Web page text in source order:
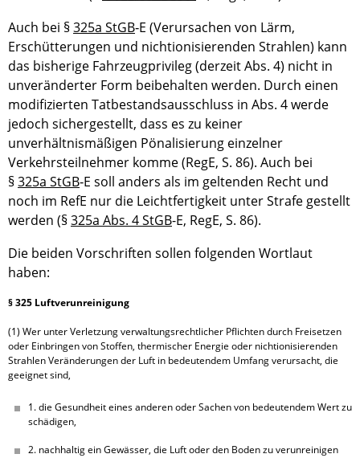
Auch bei §325a StGB‑E (Verursachen von Lärm,
Erschütterungen und nichtionisierenden Strahlen) kann
das bisherige Fahrzeugprivileg (derzeit Abs. 4) nicht in
unveränderter Form beibehalten werden. Durch einen
modifizierten Tatbestandsausschluss in Abs. 4 werde
jedoch sichergestellt, dass es zu keiner
unverhältnismäßigen Pönalisierung einzelner
Verkehrsteilnehmer komme (RegE, S. 86). Auch bei
§325a StGB‑E soll anders als im geltenden Recht und
noch im RefE nur die Leichtfertigkeit unter Strafe gestellt
werden (§325a Abs. 4 StGB-E, RegE, S. 86).
Die beiden Vorschriften sollen folgenden Wortlaut
haben:
§ 325 Luftverunreinigung
(1) Wer unter Verletzung verwaltungsrechtlicher Pflichten durch Freisetzen
oder Einbringen von Stoffen, thermischer Energie oder nichtionisierenden
Strahlen Veränderungen der Luft in bedeutendem Umfang verursacht, die
geeignet sind,
1. die Gesundheit eines anderen oder Sachen von bedeutendem Wert zu
schädigen,
2. nachhaltig ein Gewässer, die Luft oder den Boden zu verunreinigen